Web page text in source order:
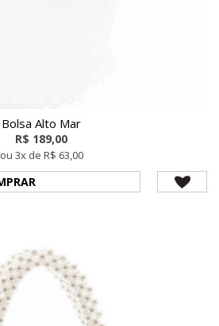
Bolsa Alto Mar
R$ 189,00
ou 3x de R$ 63,00